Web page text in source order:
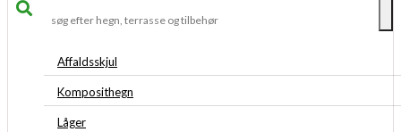
Affaldsskjul
Komposithegn
Låger